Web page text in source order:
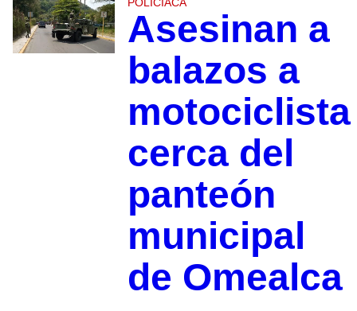
Asesinan a
balazos a
motociclista
cerca del
panteón
municipal
de Omealca